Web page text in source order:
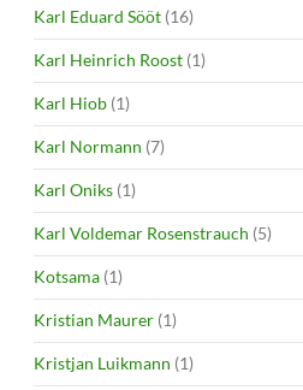
Karl Eduard Sööt (16)
Karl Heinrich Roost (1)
Karl Hiob (1)
Karl Normann (7)
Karl Oniks (1)
Karl Voldemar Rosenstrauch (5)
Kotsama (1)
Kristian Maurer (1)
Kristjan Luikmann (1)